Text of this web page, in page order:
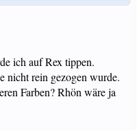
ich auf Rex tippen.
nicht rein gezogen wurde.
Farben? Rhön wäre ja